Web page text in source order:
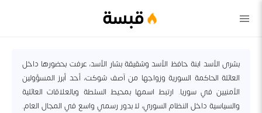
قبسة
بشرى الأسد ابنة حافظ الأسد وشقيقة بشار الأسد، عرفت بحضورها داخل
العائلة الحاكمة السورية وزواجها من آصف شوكت، أحد أبرز المسؤولين
الأمنيين في سوريا. ارتبط اسمها بمحيط السلطة وبالعلاقات العائلية
والسياسية داخل النظام السوري، لا بدور رسمي واسع في المجال العام.